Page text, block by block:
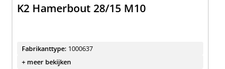
K2 Hamerbout 28/15 M10
Fabrikanttype: 1000637
+ meer bekijken